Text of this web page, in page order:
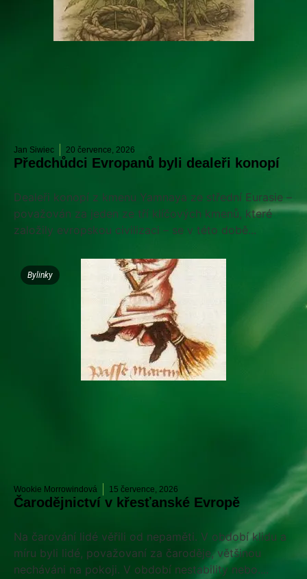
Jan Siwiec 20 července, 2026
Předchůdci Evropanů byli dealeři konopí
Dealeři konopí z kmenu Yamnaya ze střední Eurasie –
považován za jeden ze tří klíčových kmenů, které
založily evropskou civilizaci – se v této době...
Bylinky
Wookie Morrowindová 15 července, 2026
Čarodějnictví v křesťanské Evropě
Na čarování lidé věřili od nepaměti. V období klidu a
míru byli lidé, považovaní za čaroděje, většinou
necháváni na pokoji. V období nestability nebo....